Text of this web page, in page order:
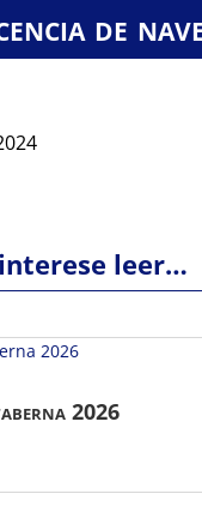
de
leer…
2026